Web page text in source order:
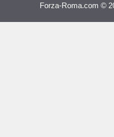
Forza-Roma.com ©